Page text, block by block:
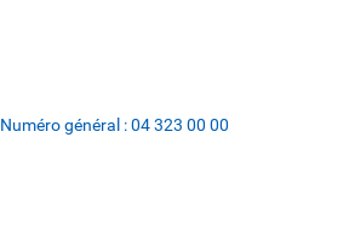
Numéro général :04 323 00 00